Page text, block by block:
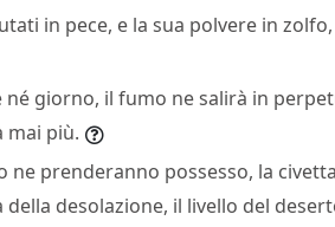
in pece, e la sua polvere in
giorno, il fumo ne salirà in
mai più.
prenderanno possesso, la
della desolazione, il livello del